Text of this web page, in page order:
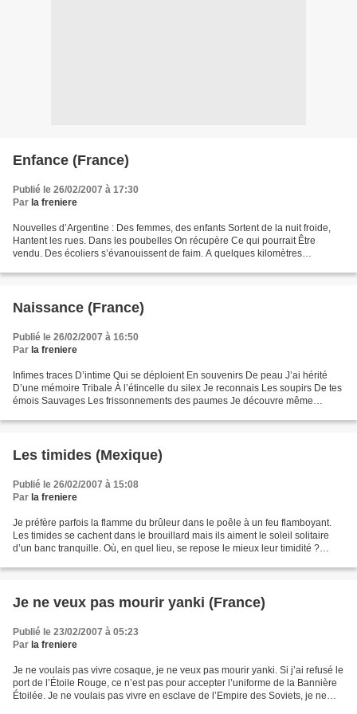
Enfance (France)
Publié le 26/02/2007 à 17:30
Par la freniere
Nouvelles d’Argentine : Des femmes, des enfants Sortent de la nuit froide,
Hantent les rues. Dans les poubelles On récupère Ce qui pourrait Être
vendu. Des écoliers s’évanouissent de faim. A quelques kilomètres
Naissance (France)
Publié le 26/02/2007 à 16:50
Par la freniere
Infimes traces D’intime Qui se déploient En souvenirs De peau J’ai hérité
D’une mémoire Tribale À l’étincelle du silex Je reconnais Les soupirs De tes
émois Sauvages Les frissonnements des paumes Je découvre même
Les timides (Mexique)
Publié le 26/02/2007 à 15:08
Par la freniere
Je préfère parfois la flamme du brûleur dans le poêle à un feu flamboyant.
Les timides se cachent dans le brouillard mais ils aiment le soleil solitaire
d’un banc tranquille. Où, en quel lieu, se repose le mieux leur timidité ?
Je ne veux pas mourir yanki (France)
Publié le 23/02/2007 à 05:23
Par la freniere
Je ne voulais pas vivre cosaque, je ne veux pas mourir yanki. Si j’ai refusé le
port de l’Étoile Rouge, ce n’est pas pour accepter l’uniforme de la Bannière
Étoilée. Je ne voulais pas vivre en esclave de l’Empire des Soviets, je ne